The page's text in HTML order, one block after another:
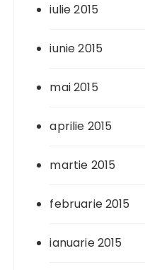
iulie 2015
iunie 2015
mai 2015
aprilie 2015
martie 2015
februarie 2015
ianuarie 2015